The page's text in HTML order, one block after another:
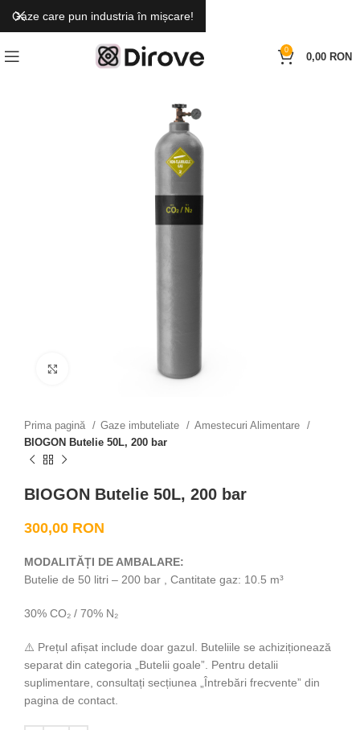
0
0,00 RON
Prima pagină Gaze imbuteliate
Amestecuri Alimentare
BIOGON Butelie 50L, 200 bar
BIOGON Butelie 50L, 200 bar
300,00 RON
MODALITĂȚI DE AMBALARE:
Butelie de 50 litri – 200 bar , Cantitate gaz: 10.5 m³
30% CO₂ / 70% N₂
⚠️ Prețul afișat include doar gazul. Buteliile se achiziționează
separat din categoria „Butelii goale”. Pentru detalii
suplimentare, consultați secțiunea „Întrebări frecvente” din
pagina de contact.
Gaze care pun industria în mișcare!